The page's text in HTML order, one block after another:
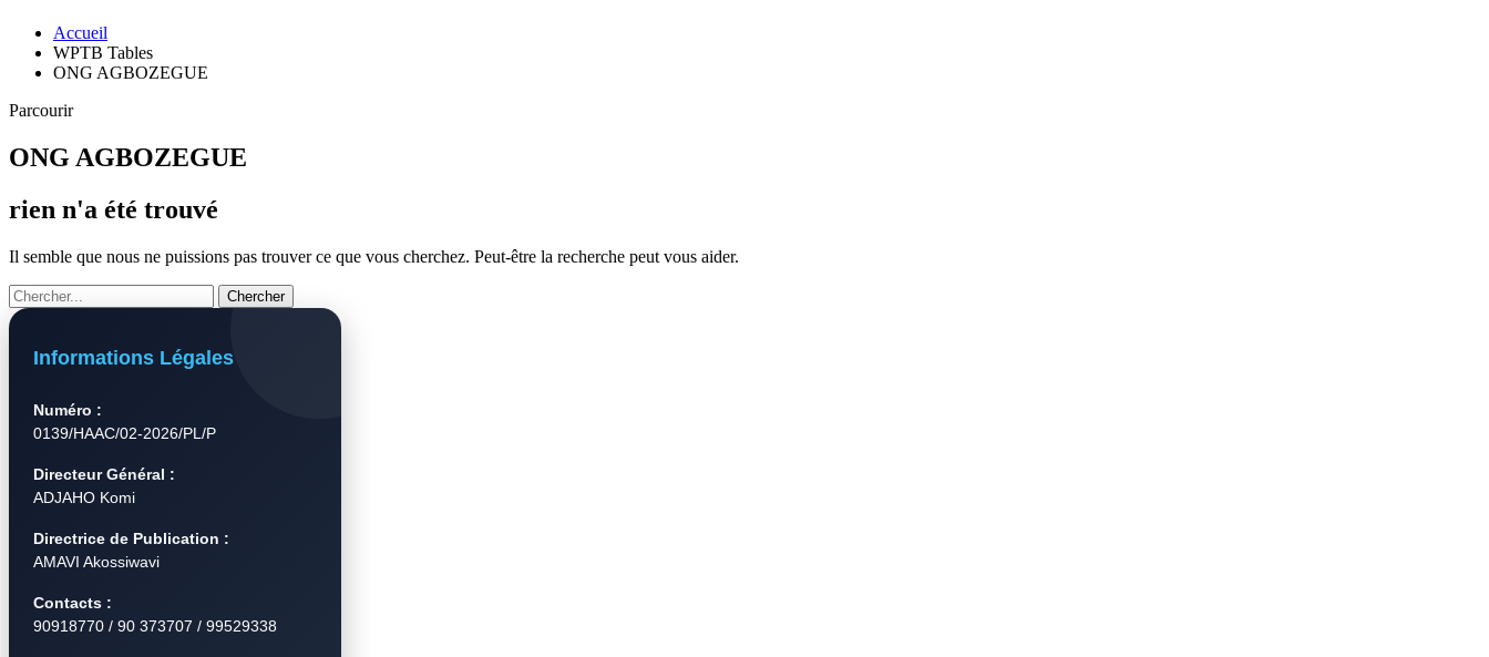
Accueil
WPTB Tables
ONG AGBOZEGUE
Parcourir
ONG AGBOZEGUE
rien n'a été trouvé
Il semble que nous ne puissions pas trouver ce que vous cherchez. Peut-être la recherche peut vous aider.
Informations Légales
Numéro :
0139/HAAC/02-2026/PL/P
Directeur Général :
ADJAHO Komi
Directrice de Publication :
AMAVI Akossiwavi
Contacts :
90918770 / 90 373707 / 99529338